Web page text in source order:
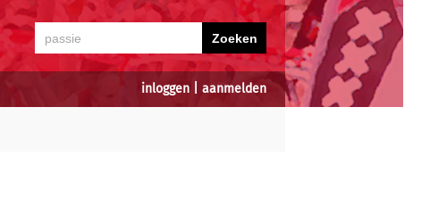
inloggen aanmelden